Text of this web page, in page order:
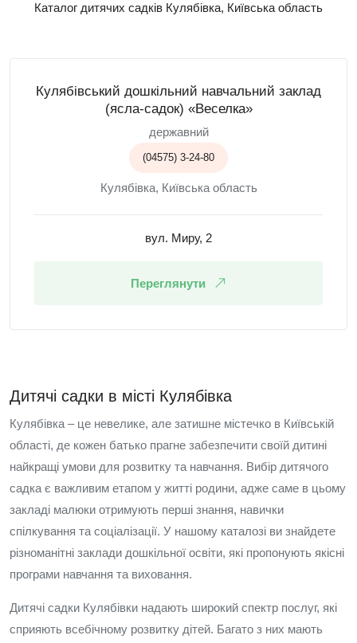
Каталог дитячих садків Кулябівка, Київська область
Кулябівський дошкільний навчальний заклад
(ясла-садок) «Веселка»
державний
(04575) 3-24-80
Кулябівка, Київська область
вул. Миру, 2
Переглянути
Дитячі садки в місті Кулябівка
Кулябівка – це невелике, але затишне містечко в Київській
області, де кожен батько прагне забезпечити своїй дитині
найкращі умови для розвитку та навчання. Вибір дитячого
садка є важливим етапом у житті родини, адже саме в цьому
закладі малюки отримують перші знання, навички
спілкування та соціалізації. У нашому каталозі ви знайдете
різноманітні заклади дошкільної освіти, які пропонують якісні
програми навчання та виховання.
Дитячі садки Кулябівки надають широкий спектр послуг, які
сприяють всебічному розвитку дітей. Багато з них мають